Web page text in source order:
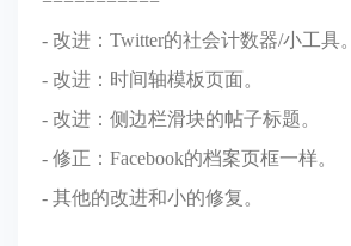
- 改进：Twitter的社会计数器/小工具。
- 改进：时间轴模板页面。
- 改进：侧边栏滑块的帖子标题。
- 修正：Facebook的档案页框一样。
- 其他的改进和小的修复。